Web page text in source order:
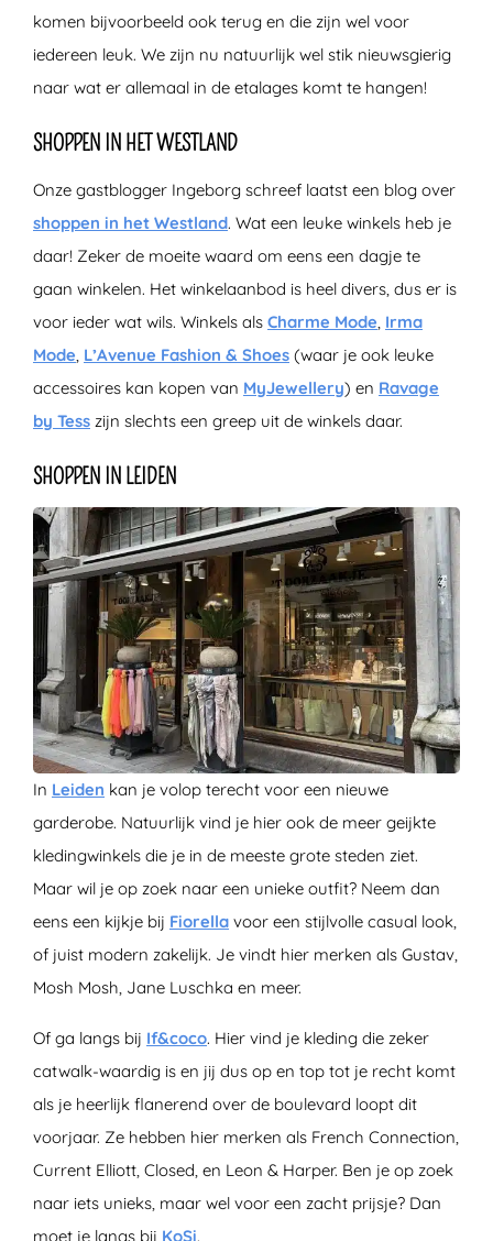
komen bijvoorbeeld ook terug en die zijn wel voor
iedereen leuk. We zijn nu natuurlijk wel stik nieuwsgierig
naar wat er allemaal in de etalages komt te hangen!
SHOPPEN IN HET WESTLAND
Onze gastblogger Ingeborg schreef laatst een blog over
shoppen in het Westland. Wat een leuke winkels heb je
daar! Zeker de moeite waard om eens een dagje te
gaan winkelen. Het winkelaanbod is heel divers, dus er is
voor ieder wat wils. Winkels als Charme Mode Irma
Mode L’Avenue Fashion & Shoes (waar je ook leuke
accessoires kan kopen van MyJewellery) en Ravage
by Tess zijn slechts een greep uit de winkels daar.
SHOPPEN IN LEIDEN
In Leiden kan je volop terecht voor een nieuwe
garderobe. Natuurlijk vind je hier ook de meer geijkte
kledingwinkels die je in de meeste grote steden ziet.
Maar wil je op zoek naar een unieke outfit? Neem dan
eens een kijkje bij Fiorella voor een stijlvolle casual look,
of juist modern zakelijk. Je vindt hier merken als Gustav,
Mosh Mosh, Jane Luschka en meer.
Of ga langs bij If&coco. Hier vind je kleding die zeker
catwalk-waardig is en jij dus op en top tot je recht komt
als je heerlijk flanerend over de boulevard loopt dit
voorjaar. Ze hebben hier merken als French Connection,
Current Elliott, Closed, en Leon & Harper. Ben je op zoek
naar iets unieks, maar wel voor een zacht prijsje? Dan
moet je langs bij KoSi.